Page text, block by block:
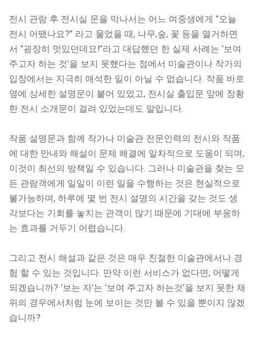
전시 관람 후 전시실 문을 막나서는 어느 여중생에게 “오늘
전시 어땠나요?” 라고 물었을 때, 나무,숲, 꽃 등을 열거하면
서 “굉장히 멋있던데요!”라고 대답했던 한 실제 사례는 ‘보여
주고자 하는 것’을 보지 못했다는 점에서 미술관이나 작가의
입장에서는 지극히 애석한 일이 아닐 수 없습니다. 작품 바로
옆에 상세한 설명문이 붙어 있었고, 전시실 출입문 앞에 장황
한 전시 소개문이 걸려 있었는데도 말입니다.
작품 설명문과 함께 작가나 미술관 전문인력의 전시와 작품
에 대한 안내와 해설이 문제 해결에 일차적으로 도움이 되며,
이것이 최선의 방책일 수 있습니다. 그러나 미술관을 찾는 모
든 관람객에게 일일이 이런 일을 수행하는 것은 현실적으로
불가능하며, 하루에 몇 번 전시 설명의 시간을 갖는 것도 생
각보다는 기회를 놓치는 관객이 많기 때문에 기대에 부응하
는 효과를 거두기 어렵습니다.
그리고 전시 해설과 같은 것은 매우 친절한 미술관에서나 경
험 할 수 있는 것입니다. 만약 이런 서비스가 없다면, 어떻게
되겠습니까? ‘보는 자’는 ‘보여 주고자 하는것’을 보지 못한 채
위의 경우에서처럼 눈에 보이는 것만 볼 수 있을 뿐이지 않겠
습니까?